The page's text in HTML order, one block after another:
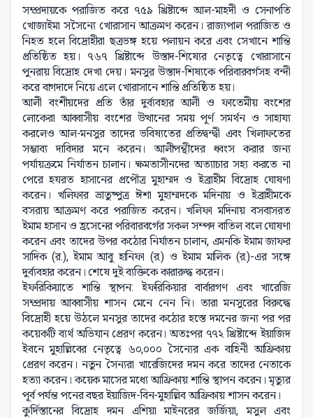
সম্প্রদায়কে পরাজিত করে ৭৫৯ খ্রিষ্টাব্দে আল-মাহদী ও সেনাপতি
খোজাইমা সসৈন্যে খোরাসান আক্রমণ করেন। রাজ্যপাল পরাজিত ও
নিহত হলে বিদ্রোহীরা ছত্রভঙ্গ হয়ে পলায়ন করে এবং সেখানে শান্তি
প্রতিষ্ঠিত হয়। ৭৬৭ খ্রিষ্টাব্দে উস্তাদ-শিষ্যের নেতৃত্বে খোরাসানে
পুনরায় বিদ্রোহ দেখা দেয়। মনসুর উস্তাদ-শিষ্যকে পরিবারবর্গসহ বন্দী
করে বাগদাদে নিয়ে এলে খোরাসানে শান্তি প্রতিষ্ঠিত হয়।
আলী বংশীয়দের প্রতি তাঁর দুর্ব্যবহার আলী ও ফাতেমীয় বংশের
লোকেরা আব্বাসীয় বংশের উত্থানের সময় পূর্ণ সমর্থন ও সাহায্য
করলেও আল-মনসুর তাদের ভবিষ্যতের প্রতিদ্বন্দ্বী এবং খিলাফতের
সম্ভাব্য দাবিদার মনে করেন। আলীপন্থীদের ধ্বংস করার জন্য
পর্যায়ক্রমে নির্যাতন চালান। ক্ষমতাসীনদের অত্যাচার সহ্য করতে না
পেরে হযরত হাসানের প্রপৌত্র মুহাম্মদ ও ইব্রাহীম বিদ্রোহ ঘোষণা
করেন। খলিফার ভ্রাতুষ্পুত্র ঈশা মুহাম্মদকে মদিনায় ও ইব্রাহীমকে
বসরায় আক্রমণ করে পরাজিত করেন। খলিফা মদিনায় বসবাসরত
ইমাম হাসান ও হ্রসেনের পরিবারবর্গের সকল সম্পদ বাতিল বলে ঘোষণা
করেন এবং তাদের উপর কঠোর নির্যাতন চালান, এমনকি ইমাম জাফর
সাদিক (র.), ইমাম আবু হানিফা (র.) ও ইমাম মালিক (র.)-এর সঙ্গে
দুর্ব্যবহার করেন। শেষে দুই ব্যক্তিকে কারারুদ্ধ করেন।
ইফরিকিয়াতে শান্তি স্থাপন: ইফরিকিয়ার বার্বারগণ এবং খারেজি
সম্প্রদায় আব্বাসীয় শাসন মেনে নেন নি। তারা মনসুরের বিরুদ্ধে
বিদ্রোহী হয়ে উঠলে মনসুর তাদের কঠোর হস্তে দমনের জন্য পর পর
কয়েকটি ব্যর্থ অভিযান প্রেরণ করেন। অতঃপর ৭৭২ খ্রিষ্টাব্দে ইয়াজিদ
ইবনে মুহাল্লিবের নেতৃত্বে ৬০,০০০ সৈন্যের এক বাহিনী আফ্রিকায়
প্রেরণ করেন। নতুন সৈন্যরা খারেজিদের দমন করে তাদের নেতাকে
হত্যা করেন। কয়েক মাসের মধ্যে আফ্রিকায় শান্তি স্থাপন করেন। মৃত্যুর
পূর্ব পর্যন্ত পনের বছর ইয়াজিদ-বিন-মুহাল্লিব আফ্রিকায় শাসন করেন।
কুর্দিস্তানের বিদ্রোহ দমন এশিয়া মাইনরের জর্জিয়া, মসুল এবং